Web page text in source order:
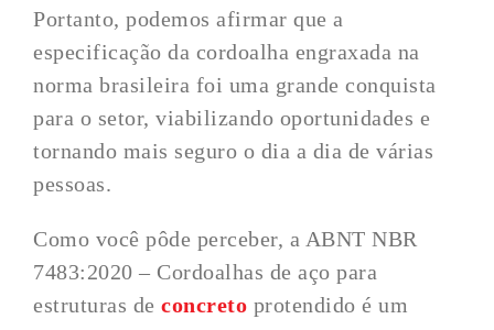
Portanto, podemos afirmar que a
especificação da cordoalha engraxada na
norma brasileira foi uma grande conquista
para o setor, viabilizando oportunidades e
tornando mais seguro o dia a dia de várias
pessoas.
Como você pôde perceber, a ABNT NBR
7483:2020 – Cordoalhas de aço para
estruturas deconcreto protendido é um